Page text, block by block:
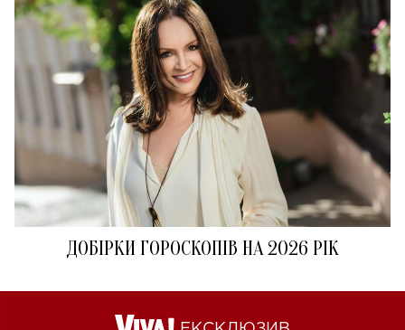
ДОБІРКИ ГОРОСКОПІВ НА 2026 РІК